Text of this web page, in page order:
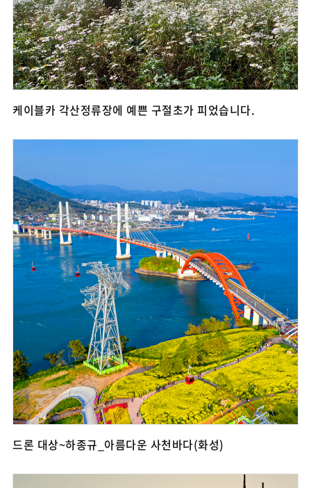
케이블카 각산정류장에 예쁜 구절초가 피었습니다.
드론 대상~하종규_아름다운 사천바다(화성)